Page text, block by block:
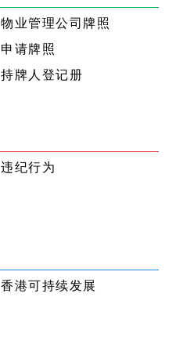
物业管理公司牌照
申请牌照
持牌人登记册
违纪行为
香港可持续发展